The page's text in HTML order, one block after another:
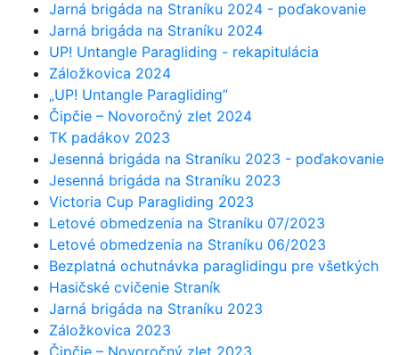
Jarná brigáda na Straníku 2024 - poďakovanie
Jarná brigáda na Straníku 2024
UP! Untangle Paragliding - rekapitulácia
Záložkovica 2024
„UP! Untangle Paragliding”
Čipčie – Novoročný zlet 2024
TK padákov 2023
Jesenná brigáda na Straníku 2023 - poďakovanie
Jesenná brigáda na Straníku 2023
Victoria Cup Paragliding 2023
Letové obmedzenia na Straníku 07/2023
Letové obmedzenia na Straníku 06/2023
Bezplatná ochutnávka paraglidingu pre všetkých
Hasičské cvičenie Straník
Jarná brigáda na Straníku 2023
Záložkovica 2023
Čipčie – Novoročný zlet 2023